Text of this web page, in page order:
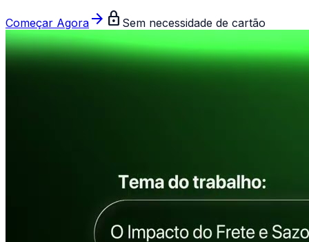
Começar Agora arrow_forward lock Sem necessidade de cartão